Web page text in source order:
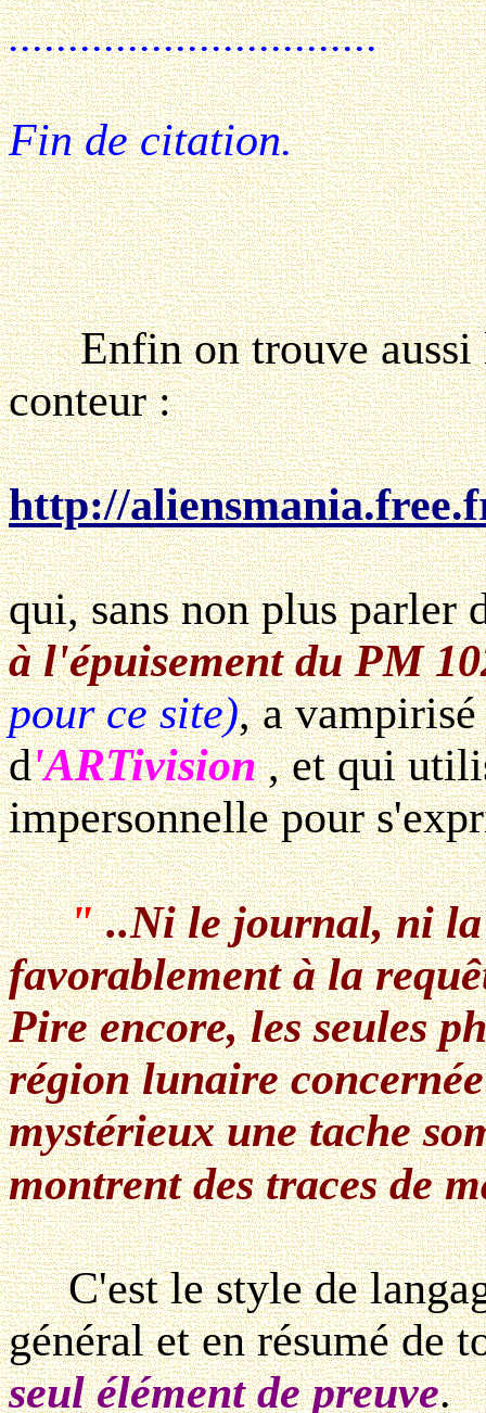
...............................
Fin de citation.
Enfin on trouve aussi
conteur :
http://
qui, sans non plus parler
à l'épuisement du PM
pour ce site), a vampirisé
d'ARTivision, et qui
impersonnelle pour
" ..Ni le journal, ni la
favorablement à la
Pire encore, les seules
région lunaire
mystérieux une tache
montrent des traces de
C'est le style de
général et en résumé de
seul élément de preuve.